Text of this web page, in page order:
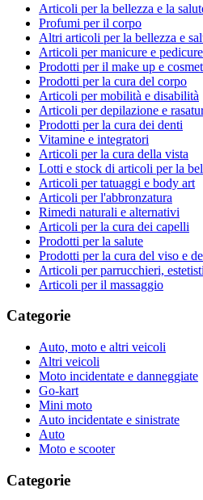
Articoli per la bellezza e la
Profumi per il corpo
Altri articoli per la bellezza e
Articoli per manicure e pedicure
Prodotti per il make up e
Prodotti per la cura del corpo
Articoli per mobilità e disabilità
Articoli per depilazione e
Prodotti per la cura dei denti
Vitamine e integratori
Articoli per la cura della vista
Lotti e stock di articoli per la
Articoli per tatuaggi e body art
Articoli per l'abbronzatura
Rimedi naturali e alternativi
Articoli per la cura dei capelli
Prodotti per la salute
Prodotti per la cura del viso e
Articoli per parrucchieri,
Articoli per il massaggio
Categorie
Auto, moto e altri veicoli
Altri veicoli
Moto incidentate e danneggiate
Go-kart
Mini moto
Auto incidentate e sinistrate
Auto
Moto e scooter
Categorie